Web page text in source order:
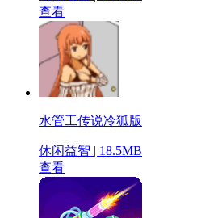
查看
水管工传说冷狐版
休闲益智 | 18.5MB
查看